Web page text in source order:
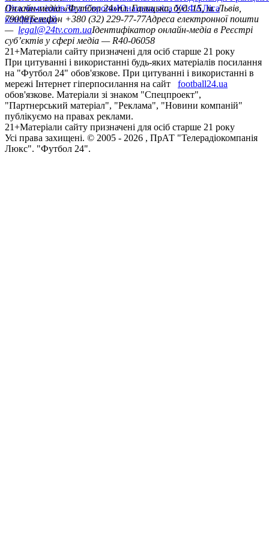
Ліга чемпіонівЛіга ЄвропиЮнацька ліга УЄФАЛіга
конференцій
Онлайн-медіа «Футбол 24»пл. Галицька, буд. 15, м. Львів,
79008Телефон +380 (32) 229-77-77Адреса електронної пошти
— legal@24tv.com.uaІдентифікатор онлайн-медіа в Реєстрі
суб’єктів у сфері медіа — R40-06058
21+Матеріали сайту призначені для осіб старше 21 року
При цитуванні і використанні будь-яких матеріалів посилання
на "Футбол 24" обов'язкове. При цитуванні і використанні в
мережі Інтернет гіперпосилання на сайт
football24.ua
обов'язкове. Матеріали зі знаком "Спецпроект",
"Партнерський матеріал", "Реклама", "Новини компаній"
публікуємо на правах реклами.
21+Матеріали сайту призначені для осіб старше 21 року
Усi права захищенi. © 2005 - 2026 , ПрАТ "Телерадіокомпанія
Люкс". "Футбол 24".